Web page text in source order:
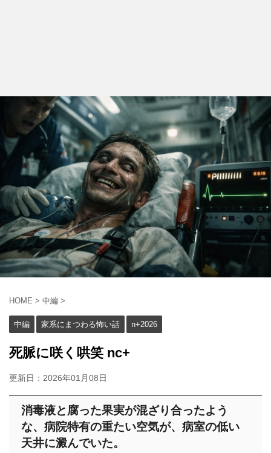
HOME > 中編 >
中編 家系にまつわる怖い話 n+2026
死脈に咲く哄笑 nc+
更新日： 2026年01月08日
消毒液と腐った果実が混ざり合ったよう
な、病院特有の重たい空気が、病室の低い
天井に澱んでいた。